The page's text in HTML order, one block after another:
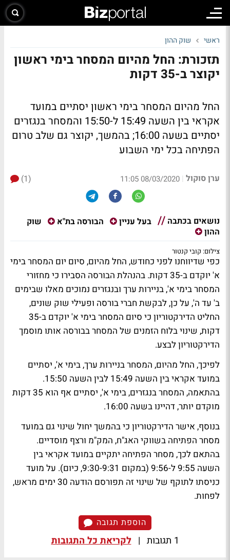
ראשי שוק ההון
תזכורת: החל מהיום המסחר בימי ראשון
יקוצר ב-35 דקות
החל מהיום המסחר בימי ראשון יסתיים במועד
אקראי בין השעה 15:49 ל-15:50 והמסחר בנגזרים
יסתיים בשעה 16:00; בהמשך, יקוצר גם שלב טרום
הפתיחה בכל ימי השבוע
ערן סוקול |
08/03/2020 11:05
(1)
נושאים בכתבה בעל עניין הבורסה בת"א
שוק
ההון
צילום: קובי קנטור
כפי שדיווחנו לפני כחודש, החל מהיום, סיום יום המסחר בימי
א' יוקדם ב-35 דקות. בהנהלת הבורסה הסבירו כי מחזורי
המסחר בימי א', בניירות ערך ובנגזרים נמוכים מאלו שבימים
ב' עד ה', על כן, לבקשת חברי בורסה ופעילי שוק שונים,
החליט הדירקטוריון כי סיום המסחר בימי א' יוקדם ב-35
דקות, שינוי בלוח הזמנים של המסחר בבורסה אותו מוסמך
הדירקטוריון לבצע.
לפיכך, החל מהיום, המסחר בניירות ערך, בימי א', יסתיים
במועד אקראי בין השעה 15:49 לבין השעה 15:50.
בהתאמה, המסחר בנגזרים, בימי א', יסתיים אף הוא 35 דקות
מוקדם יותר, דהיינו בשעה 16:00.
בנוסף, אישר הדירקטוריון כי בהמשך יחול שינוי גם במועד
מסחר הפתיחה בשווקי האג"ח, המק"מ ורצף מוסדיים.
בהתאם לכך, מסחר הפתיחה יתקיים במועד אקראי בין
השעה 9:55 ל-9:56 (במקום 9:30-9:31, כיום). על מועד
כניסתו לתוקף של שינוי זה תפורסם הודעה 30 ימים מראש,
לפחות.
הוספת תגובה
1 תגובות | לקריאת כל התגובות